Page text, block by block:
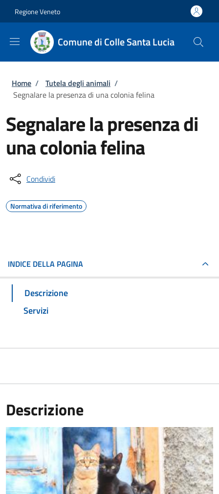
Regione Veneto
Comune di Colle Santa Lucia
Briciole di pane
Home / Tutela degli animali /
Segnalare la presenza di una colonia felina
Segnalare la presenza di
una colonia felina
Condividi
Normativa di riferimento
INDICE DELLA PAGINA
Descrizione
Servizi
Descrizione